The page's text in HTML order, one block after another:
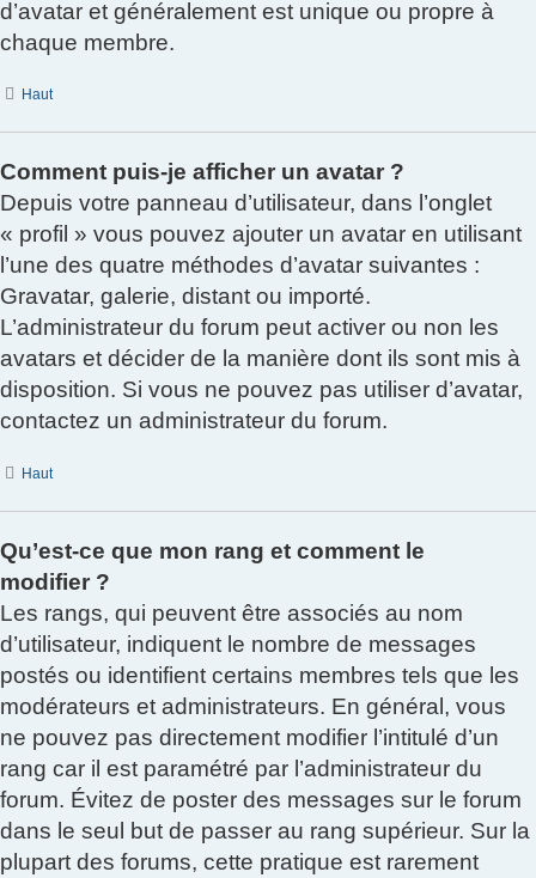
d’avatar et généralement est unique ou propre à
chaque membre.
Haut
Comment puis-je afficher un avatar ?
Depuis votre panneau d’utilisateur, dans l’onglet
« profil » vous pouvez ajouter un avatar en utilisant
l’une des quatre méthodes d’avatar suivantes :
Gravatar, galerie, distant ou importé.
L’administrateur du forum peut activer ou non les
avatars et décider de la manière dont ils sont mis à
disposition. Si vous ne pouvez pas utiliser d’avatar,
contactez un administrateur du forum.
Haut
Qu’est-ce que mon rang et comment le
modifier ?
Les rangs, qui peuvent être associés au nom
d’utilisateur, indiquent le nombre de messages
postés ou identifient certains membres tels que les
modérateurs et administrateurs. En général, vous
ne pouvez pas directement modifier l’intitulé d’un
rang car il est paramétré par l’administrateur du
forum. Évitez de poster des messages sur le forum
dans le seul but de passer au rang supérieur. Sur la
plupart des forums, cette pratique est rarement